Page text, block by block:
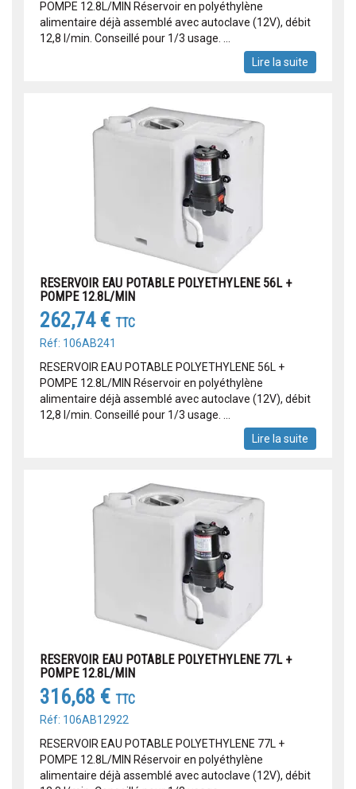
POMPE 12.8L/MIN Réservoir en polyéthylène
alimentaire déjà assemblé avec autoclave (12V), débit
12,8 l/min. Conseillé pour 1/3 usage. ...
Lire la suite
RESERVOIR EAU POTABLE POLYETHYLENE 56L +
POMPE 12.8L/MIN
262,74 € TTC
Réf: 106AB241
RESERVOIR EAU POTABLE POLYETHYLENE 56L +
POMPE 12.8L/MIN Réservoir en polyéthylène
alimentaire déjà assemblé avec autoclave (12V), débit
12,8 l/min. Conseillé pour 1/3 usage. ...
Lire la suite
RESERVOIR EAU POTABLE POLYETHYLENE 77L +
POMPE 12.8L/MIN
316,68 € TTC
Réf: 106AB12922
RESERVOIR EAU POTABLE POLYETHYLENE 77L +
POMPE 12.8L/MIN Réservoir en polyéthylène
alimentaire déjà assemblé avec autoclave (12V), débit